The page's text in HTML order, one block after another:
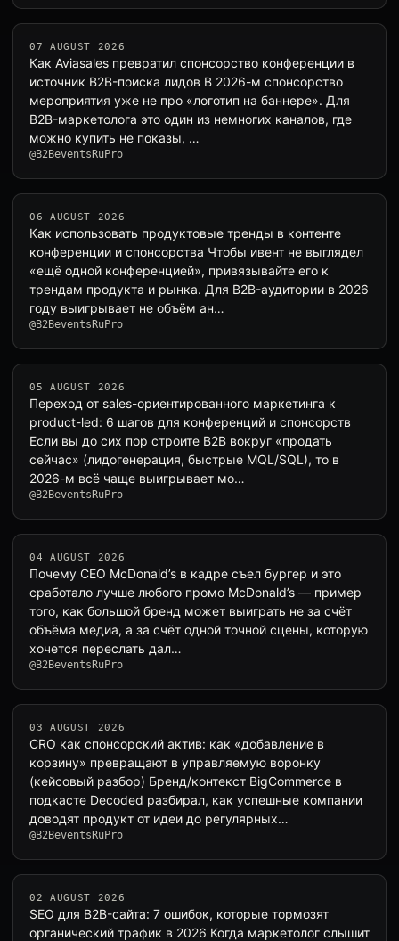
07 AUGUST 2026
Как Aviasales превратил спонсорство конференции в
источник B2B-поиска лидов В 2026-м спонсорство
мероприятия уже не про «логотип на баннере». Для
B2B-маркетолога это один из немногих каналов, где
можно купить не показы, …
@B2BeventsRuPro
06 AUGUST 2026
Как использовать продуктовые тренды в контенте
конференции и спонсорства Чтобы ивент не выглядел
«ещё одной конференцией», привязывайте его к
трендам продукта и рынка. Для B2B-аудитории в 2026
году выигрывает не объём ан…
@B2BeventsRuPro
05 AUGUST 2026
Переход от sales-ориентированного маркетинга к
product-led: 6 шагов для конференций и спонсорств
Если вы до сих пор строите B2B вокруг «продать
сейчас» (лидогенерация, быстрые MQL/SQL), то в
2026-м всё чаще выигрывает мо…
@B2BeventsRuPro
04 AUGUST 2026
Почему CEO McDonald’s в кадре съел бургер и это
сработало лучше любого промо McDonald’s — пример
того, как большой бренд может выиграть не за счёт
объёма медиа, а за счёт одной точной сцены, которую
хочется переслать дал…
@B2BeventsRuPro
03 AUGUST 2026
CRO как спонсорский актив: как «добавление в
корзину» превращают в управляемую воронку
(кейсовый разбор) Бренд/контекст BigCommerce в
подкасте Decoded разбирал, как успешные компании
доводят продукт от идеи до регулярных…
@B2BeventsRuPro
02 AUGUST 2026
SEO для B2B-сайта: 7 ошибок, которые тормозят
органический трафик в 2026 Когда маркетолог слышит